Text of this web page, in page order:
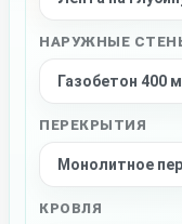
НАРУЖНЫЕ
ПЕРЕКРЫТИЯ
КРОВЛЯ